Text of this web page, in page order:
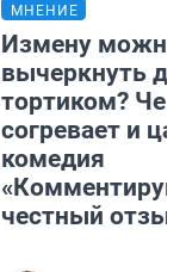
МНЕНИЕ
Измену можно
вычеркнуть
тортиком? Чем
согревает и
комедия
«Комментируй
честный отзыв